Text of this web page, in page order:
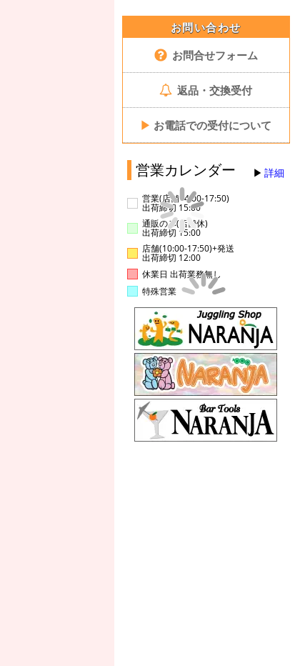
お問い合わせ
お問合せフォーム
返品・交換受付
▶ お電話での受付について
営業カレンダー 詳細
営業(店舗14:00-17:50)
出荷締切 15:00
通販のみ(店舗休)
出荷締切 15:00
店舗(10:00-17:50)+発送
出荷締切 12:00
休業日 出荷業務無し
特殊営業